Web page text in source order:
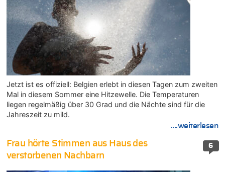
Jetzt ist es offiziell: Belgien erlebt in diesen Tagen zum zweiten
Mal in diesem Sommer eine Hitzewelle. Die Temperaturen
liegen regelmäßig über 30 Grad und die Nächte sind für die
Jahreszeit zu mild.
....weiterlesen
6
Frau hörte Stimmen aus Haus des
verstorbenen Nachbarn